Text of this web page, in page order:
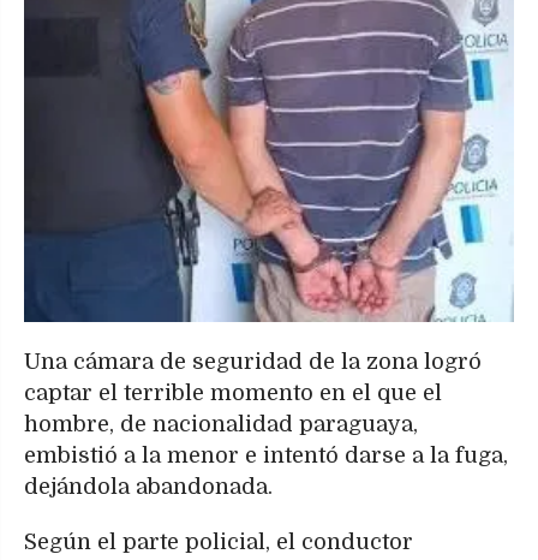
Una cámara de seguridad de la zona logró
captar el terrible momento en el que el
hombre, de nacionalidad paraguaya,
embistió a la menor e intentó darse a la fuga,
dejándola abandonada.
Según el parte policial, el conductor